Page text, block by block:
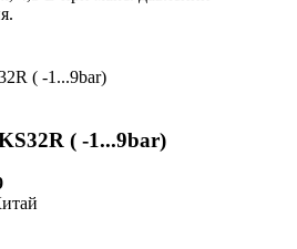
( -1...9bar)